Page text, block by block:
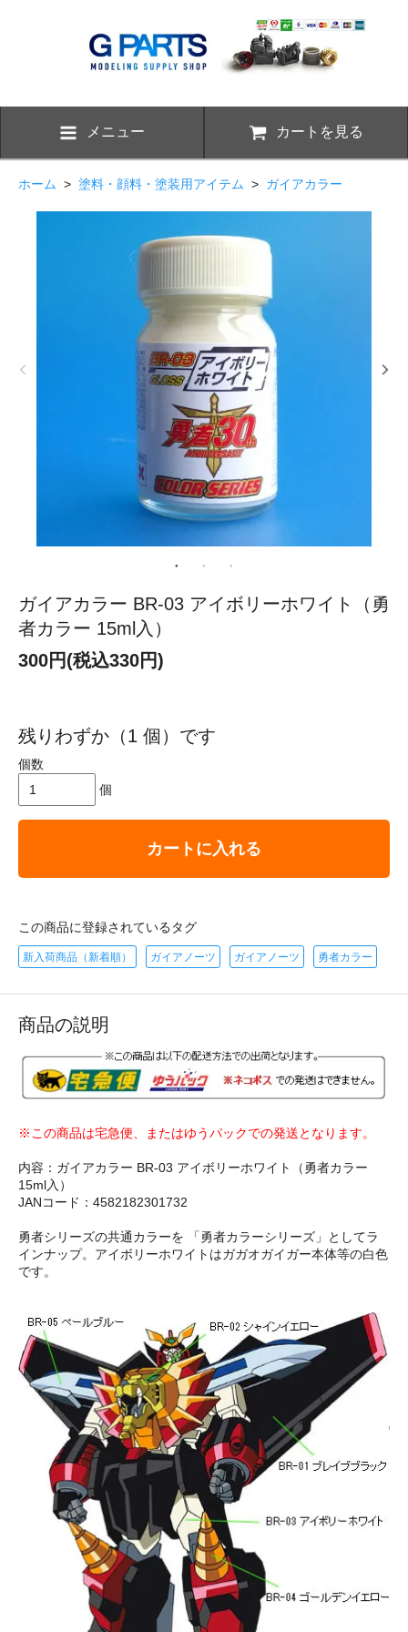
メニュー カートを見る
ホーム > 塗料・顔料・塗装用アイテム > ガイアカラー
ガイアカラー BR-03 アイボリーホワイト（勇
者カラー 15ml入）
300円(税込330円)
残りわずか（1 個）です
個数
個
カートに入れる
この商品に登録されているタグ
新入荷商品（新着順） ガイアノーツ ガイアノーツ 勇者カラー
商品の説明
※この商品は宅急便、またはゆうパックでの発送となります。
内容：ガイアカラー BR-03 アイボリーホワイト（勇者カラー
15ml入）
JANコード：4582182301732
勇者シリーズの共通カラーを 「勇者カラーシリーズ」としてラ
インナップ。アイボリーホワイトはガガオガイガー本体等の白色
です。